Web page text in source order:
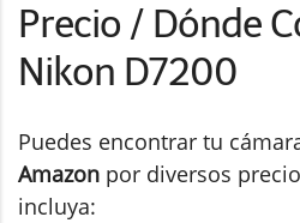
Precio / Dónde
Nikon D7200
Puedes encontrar tu
Amazon por diversos
incluya: